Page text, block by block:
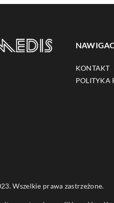
KONTAKT
POLITYKA
Wszelkie prawa zastrzeżone.